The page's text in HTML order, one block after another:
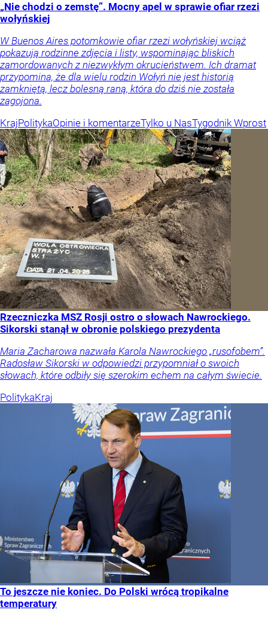
„Nie chodzi o zemstę”. Mocny apel w sprawie ofiar rzezi
wołyńskiej
W Buenos Aires potomkowie ofiar rzezi wołyńskiej wciąż
pokazują rodzinne zdjęcia i listy, wspominając bliskich
zamordowanych z niezwykłym okrucieństwem. Ich dramat
przypomina, że dla wielu rodzin Wołyń nie jest historią
zamkniętą, lecz bolesną raną, która do dziś nie została
zagojona.
KrajPolitykaOpinie i komentarzeTylko u NasTygodnik Wprost
Rzeczniczka MSZ Rosji ostro o słowach Nawrockiego.
Sikorski stanął w obronie polskiego prezydenta
Maria Zacharowa nazwała Karola Nawrockiego „rusofobem”.
Radosław Sikorski w odpowiedzi przypomniał o swoich
słowach, które odbiły się szerokim echem na całym świecie.
PolitykaKraj
To jeszcze nie koniec. Do Polski wrócą tropikalne
temperatury